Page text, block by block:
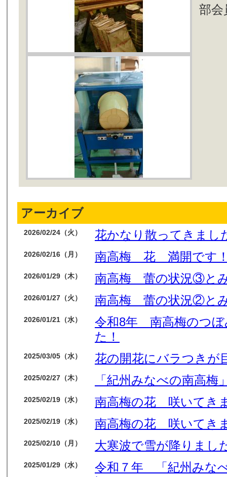
部
アーカイブ
2026/02/24（火） 花かなり散ってきま
2026/02/16（月） 南高梅 花 満開です
2026/01/29（木） 南高梅 蕾の状況③と
2026/01/27（火） 南高梅 蕾の状況②と
2026/01/21（水）
令和8年 南高梅のつぼ
た！
2025/03/05（水） 花の開花にバラつきが
2025/02/27（木） 「紀州みなべの南高
2025/02/19（水） 南高梅の花 咲いてき
2025/02/19（水） 南高梅の花 咲いてき
2025/02/10（月） 大寒波で雪が降りまし
2025/01/29（水）
令和７年 「紀州みな